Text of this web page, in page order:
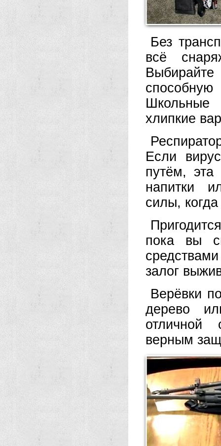
Без
всё
способную
хлипкие
Если
путём, эта
напитки
силы,
пока вы
залог
Верёвки
дерево
отличной
верным